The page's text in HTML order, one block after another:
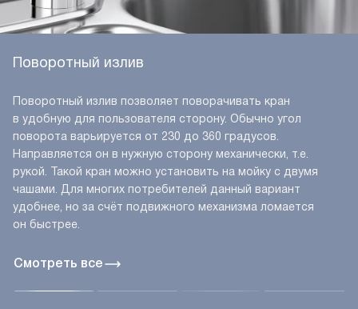
Смотреть все
Поворотный излив
Поворотный излив позволяет поворачивать кран
в удобную для пользователя сторону. Обычно угол
поворота варьируется от 230 до 360 градусов.
Направляется он в нужную сторону механически, т.е.
рукой. Такой кран можно установить на мойку с двумя
чашами. Для многих потребителей данный вариант
удобнее, но за счёт подвижного механизма ломается
он быстрее.